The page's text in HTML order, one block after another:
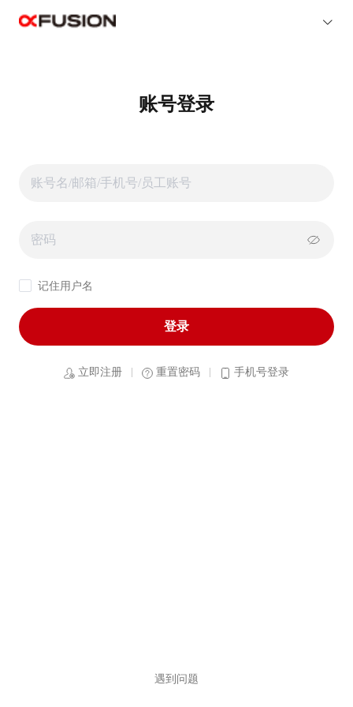
账号登录
记住用户名
登录
立即注册 重置密码 手机号登录
遇到问题